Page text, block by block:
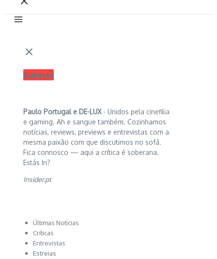
Autores
Paulo Portugal e DE-LUX - Unidos pela cinefilia
e gaming. Ah e sangue também. Cozinhamos
notícias, reviews, previews e entrevistas com a
mesma paixão com que discutimos no sofá.
Fica connosco — aqui a crítica é soberana.
Estás In?
Insider.pt
Últimas Notícias
Críticas
Entrevistas
Estreias